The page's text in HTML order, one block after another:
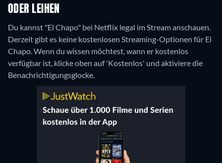
ODER LEIHEN
Du kannst "El Chapo" bei Netflix legal im Stream anschauen.
Derzeit gibt es keine kostenlosen Streaming-Optionen für El
Chapo. Wenn du wissen möchtest, wann er kostenlos
verfügbar ist, klicke oben auf 'Kostenlos' und aktiviere die
Benachrichtigungsglocke.